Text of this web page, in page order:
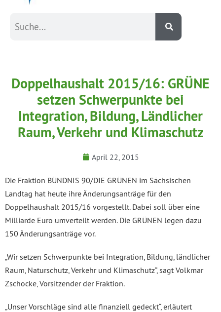
Doppelhaushalt 2015/16: GRÜNE
setzen Schwerpunkte bei
Integration, Bildung, Ländlicher
Raum, Verkehr und Klimaschutz
April 22, 2015
Die Fraktion BÜNDNIS 90/DIE GRÜNEN im Sächsischen
Landtag hat heute ihre Änderungsanträge für den
Doppelhaushalt 2015/16 vorgestellt. Dabei soll über eine
Milliarde Euro umverteilt werden. Die GRÜNEN legen dazu
150 Änderungsanträge vor.
„Wir setzen Schwerpunkte bei Integration, Bildung, ländlicher
Raum, Naturschutz, Verkehr und Klimaschutz“, sagt Volkmar
Zschocke, Vorsitzender der Fraktion.
„Unser Vorschläge sind alle finanziell gedeckt“, erläutert